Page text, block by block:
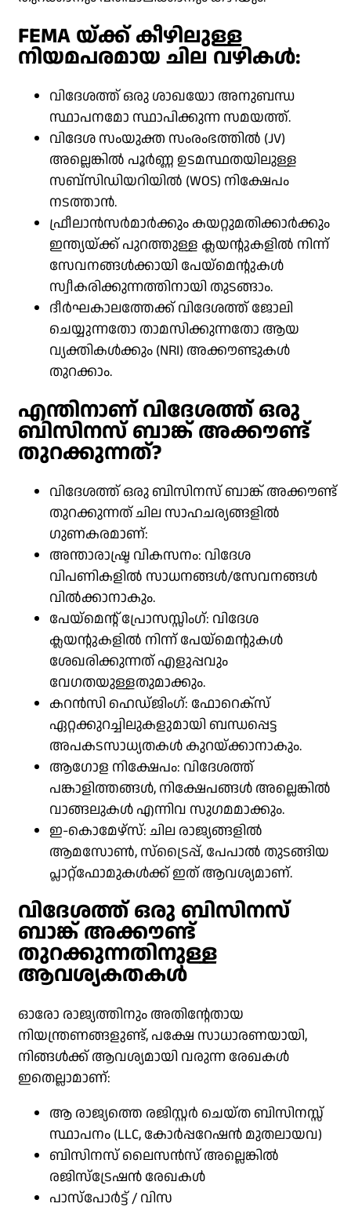
FEMA യ്ക്ക് കീഴിലുള്ള
നിയമപരമായ ചില വഴികൾ:
വിദേശത്ത് ഒരു ശാഖയോ അനുബന്ധ
സ്ഥാപനമോ സ്ഥാപിക്കുന്ന സമയത്ത്.
വിദേശ സംയുക്ത സംരംഭത്തിൽ (JV)
അല്ലെങ്കിൽ പൂർണ്ണ ഉടമസ്ഥതയിലുള്ള
സബ്സിഡിയറിയിൽ (WOS) നിക്ഷേപം
നടത്താൻ.
ഫ്രീലാൻസർമാർക്കും കയറ്റുമതിക്കാർക്കും
ഇന്ത്യയ്ക്ക് പുറത്തുള്ള ക്ലയന്റുകളിൽ നിന്ന്
സേവനങ്ങൾക്കായി പേയ്‌മെന്റുകൾ
സ്വീകരിക്കുന്നത്തിനായി തുടങ്ങാം.
ദീർഘകാലത്തേക്ക് വിദേശത്ത് ജോലി
ചെയ്യുന്നതോ താമസിക്കുന്നതോ ആയ
വ്യക്തികൾക്കും (NRI) അക്കൗണ്ടുകൾ
തുറക്കാം.
എന്തിനാണ് വിദേശത്ത് ഒരു
ബിസിനസ് ബാങ്ക് അക്കൗണ്ട്
തുറക്കുന്നത്?
വിദേശത്ത് ഒരു ബിസിനസ് ബാങ്ക് അക്കൗണ്ട്
തുറക്കുന്നത് ചില സാഹചര്യങ്ങളിൽ
ഗുണകരമാണ്:
അന്താരാഷ്ട്ര വികസനം: വിദേശ
വിപണികളിൽ സാധനങ്ങൾ/സേവനങ്ങൾ
വിൽക്കാനാകും.
പേയ്‌മെന്റ് പ്രോസസ്സിംഗ്: വിദേശ
ക്ലയന്റുകളിൽ നിന്ന് പേയ്‌മെന്റുകൾ
ശേഖരിക്കുന്നത് എളുപ്പവും
വേഗതയുള്ളതുമാക്കും.
കറൻസി ഹെഡ്ജിംഗ്: ഫോറെക്സ്
ഏറ്റക്കുറച്ചിലുകളുമായി ബന്ധപ്പെട്ട
അപകടസാധ്യതകൾ കുറയ്ക്കാനാകും.
ആഗോള നിക്ഷേപം: വിദേശത്ത്
പങ്കാളിത്തങ്ങൾ, നിക്ഷേപങ്ങൾ അല്ലെങ്കിൽ
വാങ്ങലുകൾ എന്നിവ സുഗമമാക്കും.
ഇ-കൊമേഴ്‌സ്: ചില രാജ്യങ്ങളിൽ
ആമസോൺ, സ്ട്രൈപ്പ്, പേപാൽ തുടങ്ങിയ
പ്ലാറ്റ്‌ഫോമുകൾക്ക് ഇത് ആവശ്യമാണ്.
വിദേശത്ത് ഒരു ബിസിനസ്
ബാങ്ക് അക്കൗണ്ട്
തുറക്കുന്നതിനുള്ള
ആവശ്യകതകൾ
ഓരോ രാജ്യത്തിനും അതിന്റേതായ
നിയന്ത്രണങ്ങളുണ്ട്, പക്ഷേ സാധാരണയായി,
നിങ്ങൾക്ക് ആവശ്യമായി വരുന്ന രേഖകൾ
ഇതെല്ലാമാണ്:
ആ രാജ്യത്തെ രജിസ്റ്റർ ചെയ്ത ബിസിനസ്സ്
സ്ഥാപനം (LLC, കോർപ്പറേഷൻ മുതലായവ)
ബിസിനസ് ലൈസൻസ് അല്ലെങ്കിൽ
രജിസ്ട്രേഷൻ രേഖകൾ
പാസ്‌പോർട്ട് / വിസ